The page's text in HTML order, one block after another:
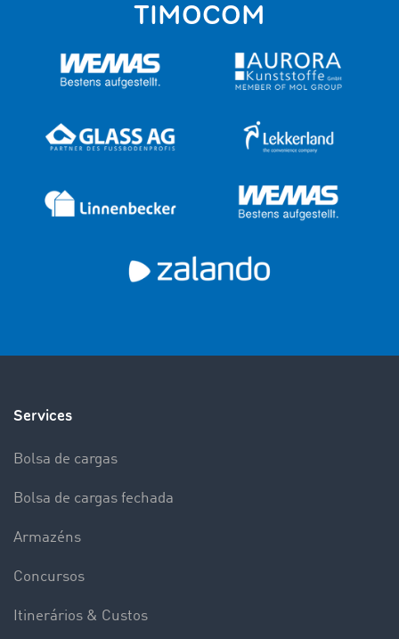
TIMOCOM
Services
Bolsa de cargas
Bolsa de cargas fechada
Armazéns
Concursos
Itinerários & Custos